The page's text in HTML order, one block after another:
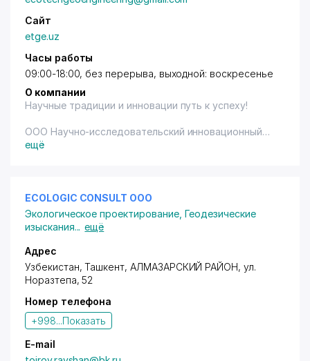
Сайт
etge.uz
Часы работы
09:00-18:00, без перерыва, выходной: воскресенье
О компании
Научные традиции и инновации путь к успеху!
ООО Научно-исследовательский инновационный
центр «EcoTechGeoEngineering» (НИИЦ «ETGE») –
исследований и инновационных разработок, а
также по оказанию полного комплекса услуг в
сфере экологического консалтинга и
природопользования, разработке экологических
нормативных проектов и обеспечения санитарно-
эпидемиологического благополучия.
ООО НИИЦ «ETGE» выполняет работы для объектов
I, II, III категории опасности воздействия на
окружающую среду с высоким, средним и низким
риском воздействия.
Наши услуги:
Инженерно-экологические изыскания:
Разработка материалов оценки воздействия на
ещё
ECOLOGIC CONSULT ООО
Экологическое проектирование, Геодезические
изыскания... ещё
Адрес
Узбекистан, Ташкент, АЛМАЗАРСКИЙ РАЙОН,ул.
Норазтепа, 52
Номер телефона
+998...Показать
E-mail